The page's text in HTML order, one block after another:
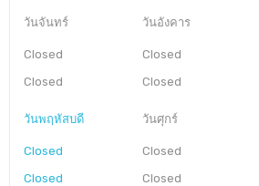
วันจันทร์
Closed
Closed
วันอังคาร
Closed
Closed
วันพฤหัสบดี
Closed
Closed
วันศุกร์
Closed
Closed